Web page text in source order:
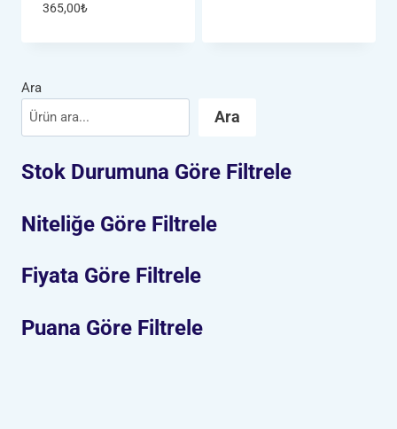
365,00₺
Ara
Ara
Stok Durumuna Göre Filtrele
Niteliğe Göre Filtrele
Fiyata Göre Filtrele
Puana Göre Filtrele